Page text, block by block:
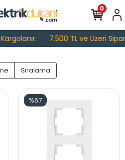
7.500 TL ve Üzeri
0
Sıralama
%57